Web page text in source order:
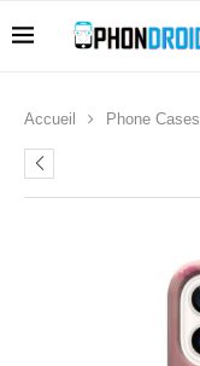
Accueil Phone Cases